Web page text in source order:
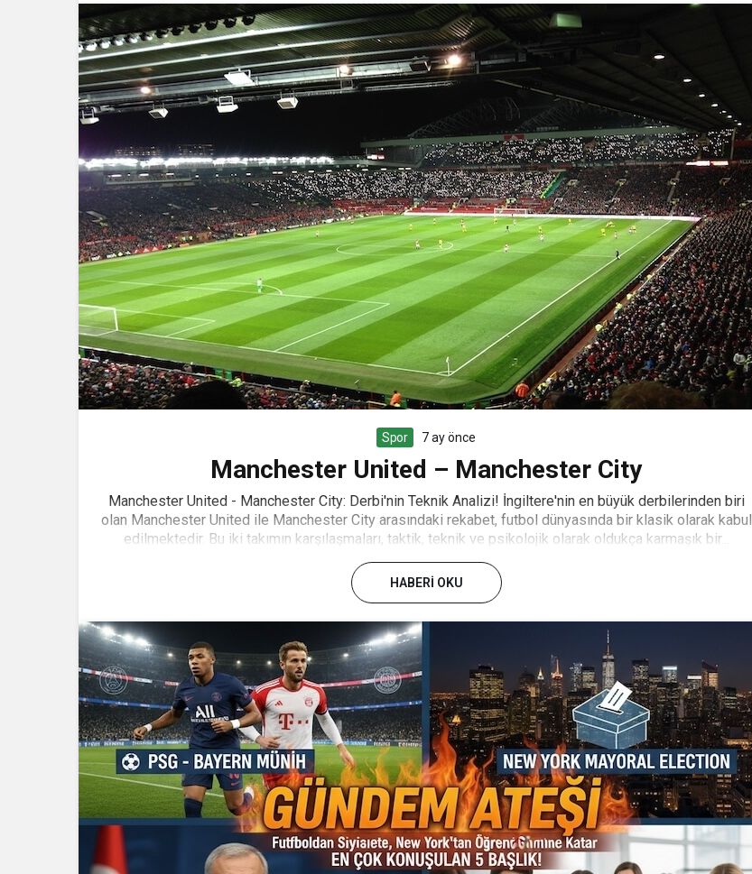
Spor 7 ay önce
Manchester United – Manchester City
Manchester United - Manchester City: Derbi'nin Teknik Analizi! İngiltere'nin en büyük derbilerinden biri
olan Manchester United ile Manchester City arasındaki rekabet, futbol dünyasında bir klasik olarak kabul
edilmektedir. Bu iki takımın karşılaşmaları, taktik, teknik ve psikolojik olarak oldukça karmaşık bir...
HABERI OKU